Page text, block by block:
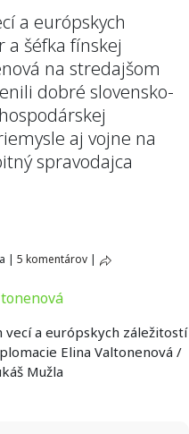
a európskych
a šéfka fínskej
na stredajšom
dobré slovensko-
aj vojne na
spravodajca
| 5 komentárov |
a európskych záležitostí
Elina Valtonenová /
Mužla